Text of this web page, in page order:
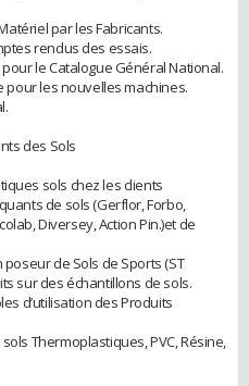
par les Fabricants.
rendus des essais.
le Catalogue Général National.
pour les nouvelles machines.
des Sols
sols chez les clients
de sols (Gerflor, Forbo,
Diversey, Action Pin.)et de
de Sols de Sports (ST
sur des échantillons de sols.
d’utilisation des Produits
Thermoplastiques, PVC, Résine,